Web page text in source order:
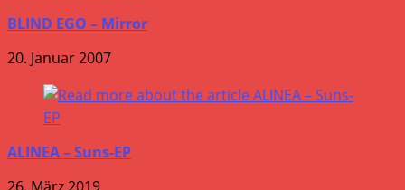
BLIND EGO – Mirror
20. Januar 2007
ALINEA – Suns-EP